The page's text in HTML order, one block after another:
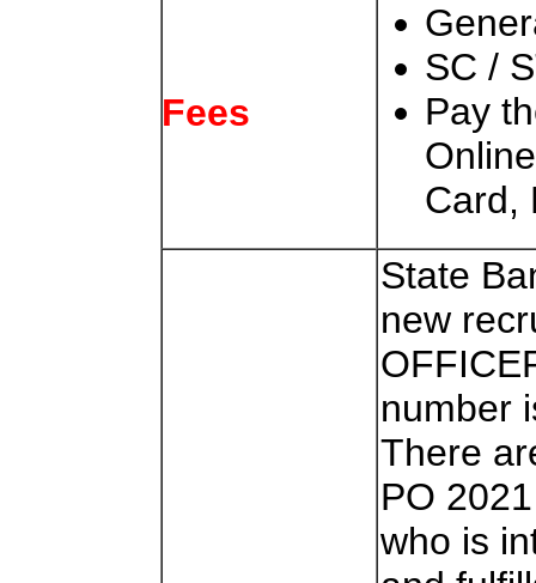
Fees
SC /
Pay
Card,
State
new
number
There
PO
who is